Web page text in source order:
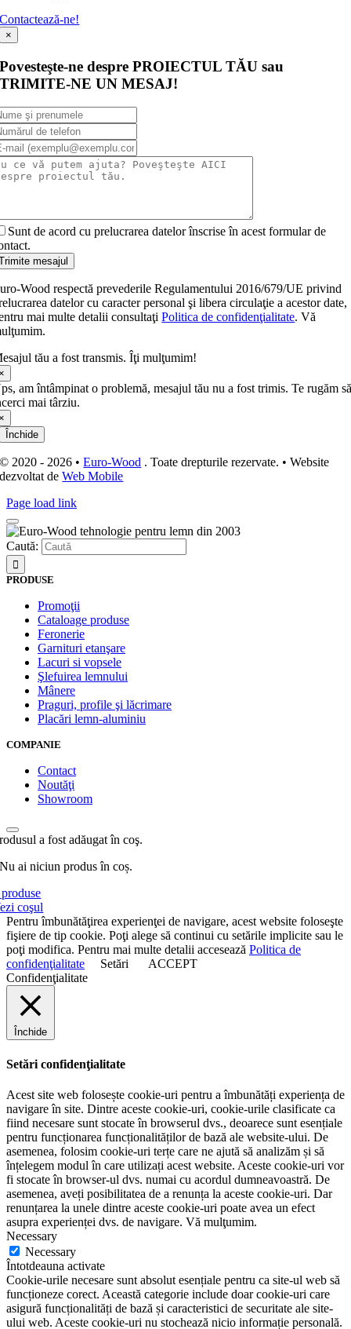
Contactează-ne!
×
Povesteşte-ne despre PROIECTUL TĂU sau
TRIMITE-NE UN MESAJ!
Sunt de acord cu prelucrarea datelor înscrise în acest formular de
mesajul
Wood respectă prevederile Regulamentului 2016/679/UE privind
datelor cu caracter personal şi libera circulaţie a acestor date,
mai multe detalii consultaţiPolitica de confidenţialitate. Vă
tău a fost transmis. Îţi mulţumim!
am întâmpinat o problemă, mesajul tău nu a fost trimis. Te rugăm
mai târziu.
Închide
© 2020 - 2026 •Euro-Wood . Toate drepturile rezervate. • Website
dezvoltat deWeb Mobile
Page load link
Caută:
PRODUSE
Promoţii
Cataloage produse
Feronerie
Garnituri etanşare
Lacuri si vopsele
Şlefuirea lemnului
Mânere
Praguri, profile şi lăcrimare
Placări lemn-aluminiu
COMPANIE
Contact
Noutăţi
Showroom
a fost adăugat în coş.
Nu ai niciun produs în coș.
coşul
Pentru îmbunătăţirea experienţei de navigare, acest website foloseşte
fişiere de tip cookie. Poţi alege să continui cu setările implicite sau le
poţi modifica. Pentru mai multe detalii accesează Politica de
confidenţialitate
Setări
ACCEPT
Confidenţialitate
Închide
Setări confidenţialitate
Acest site web folosește cookie-uri pentru a îmbunătăți experiența de
navigare în site. Dintre aceste cookie-uri, cookie-urile clasificate ca
fiind necesare sunt stocate în browserul dvs., deoarece sunt esențiale
pentru funcționarea funcționalităților de bază ale website-ului. De
asemenea, folosim cookie-uri terțe care ne ajută să analizăm și să
înțelegem modul în care utilizați acest website. Aceste cookie-uri vor
fi stocate în browser-ul dvs. numai cu acordul dumneavoastră. De
asemenea, aveți posibilitatea de a renunța la aceste cookie-uri. Dar
renunțarea la unele dintre aceste cookie-uri poate avea un efect
asupra experienței dvs. de navigare. Vă mulţumim.
Necessary
Necessary
Întotdeauna activate
Cookie-urile necesare sunt absolut esențiale pentru ca site-ul web să
funcționeze corect. Această categorie include doar cookie-uri care
asigură funcționalități de bază și caracteristici de securitate ale site-
ului web. Aceste cookie-uri nu stochează nicio informație personală.